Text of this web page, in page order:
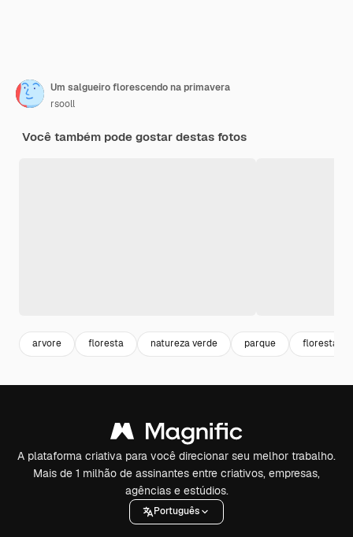
Um salgueiro florescendo na primavera
rsooll
Você também pode gostar destas fotos
arvore floresta natureza verde parque floresta
A plataforma criativa para você direcionar seu melhor trabalho.
Mais de 1 milhão de assinantes entre criativos, empresas,
agências e estúdios.
Português